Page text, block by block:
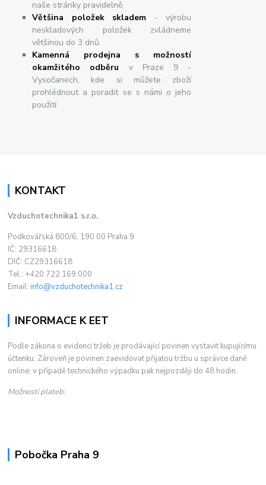
naše stránky pravidelně.
Většina položek skladem - výrobu
neskladových položek zvládneme
většinou do 3 dnů.
Kamenná prodejna s možností
okamžitého odběru v Praze 9 -
Vysočanech, kde si můžete zboží
prohlédnout a poradit se s námi o jeho
použití.
KONTAKT
Vzduchotechnika1 s.r.o.
Podkovářská 800/6, 190 00 Praha 9
IČ: 29316618
DIČ: CZ29316618
Tel.: +420 722 169 000
Email:info@vzduchotechnika1.cz
INFORMACE K EET
Podle zákona o evidenci tržeb je prodávající povinen vystavit kupujícímu
účtenku. Zároveň je povinen zaevidovat přijatou tržbu u správce daně
online; v případě technického výpadku pak nejpozději do 48 hodin.
Možnosti plateb:
Pobočka Praha 9